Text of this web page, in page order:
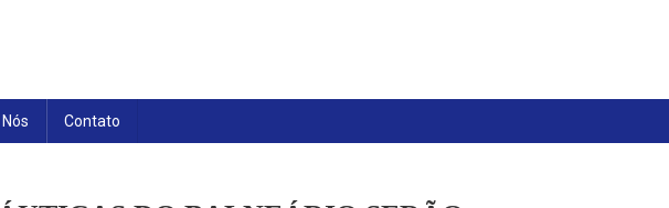
Contato